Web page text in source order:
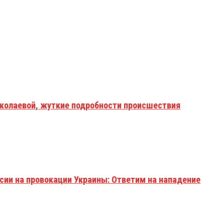
жуткие подробности происшествия
на провокации Украины: Ответим на нападение